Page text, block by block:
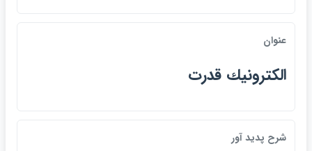
عنوان
الكترونيك قدرت
شرح پديد آور